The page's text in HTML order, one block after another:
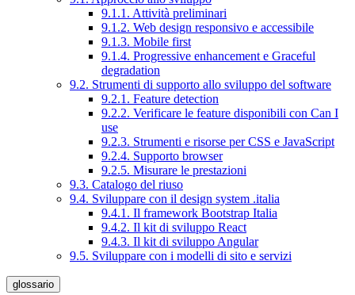
9.1.1. Attività preliminari
9.1.2. Web design responsivo e accessibile
9.1.3. Mobile first
9.1.4. Progressive enhancement e Graceful
degradation
9.2. Strumenti di supporto allo sviluppo del software
9.2.1. Feature detection
9.2.2. Verificare le feature disponibili con Can I
use
9.2.3. Strumenti e risorse per CSS e JavaScript
9.2.4. Supporto browser
9.2.5. Misurare le prestazioni
9.3. Catalogo del riuso
9.4. Sviluppare con il design system .italia
9.4.1. Il framework Bootstrap Italia
9.4.2. Il kit di sviluppo React
9.4.3. Il kit di sviluppo Angular
9.5. Sviluppare con i modelli di sito e servizi
glossario